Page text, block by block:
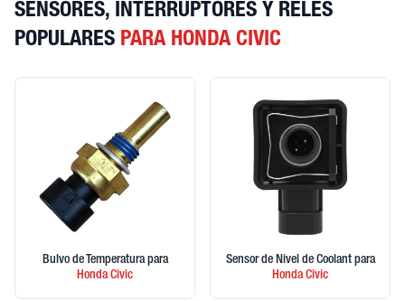
SENSORES, INTERRUPTORES Y RELES
POPULARES PARA HONDA CIVIC
Bulvo de Temperatura para
HondaCivic
Sensor de Nivel de Coolant para
HondaCivic